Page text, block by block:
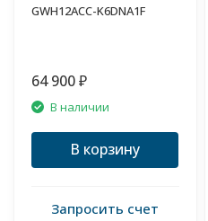
GWH12ACC-K6DNA1F
64 900 ₽
В наличии
В корзину
Запросить счет